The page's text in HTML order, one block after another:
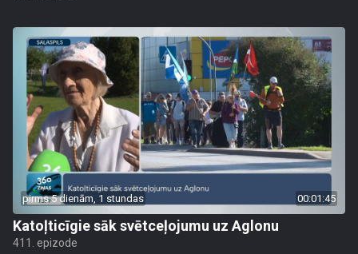
pirms 5 dienām, 1 stundas 00:01:45
Katoļticīgie sāk svētceļojumu uz Aglonu
411. epizode